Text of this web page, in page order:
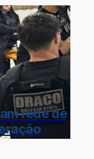
rede de